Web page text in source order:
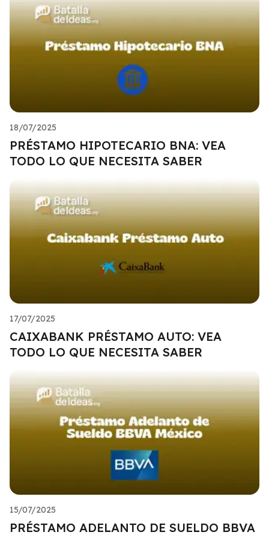
18/07/2025
PRÉSTAMO HIPOTECARIO BNA: VEA
TODO LO QUE NECESITA SABER
17/07/2025
CAIXABANK PRÉSTAMO AUTO: VEA
TODO LO QUE NECESITA SABER
15/07/2025
PRÉSTAMO ADELANTO DE SUELDO BBVA